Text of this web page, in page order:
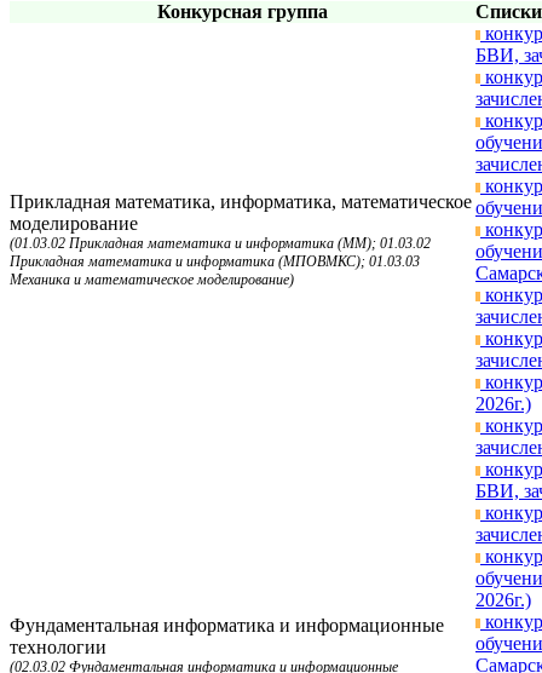
Конкурсная группа
Прикладная математика, информатика, математическое
моделирование
(01.03.02 Прикладная математика и информатика (ММ); 01.03.02
Прикладная математика и информатика (МПОВМКС); 01.03.03
Механика и математическое моделирование)
БВИ,
2026г.)
Фундаментальная информатика и информационные
технологии
(02.03.02 Фундаментальная информатика и информационные
БВИ,
2026г.)